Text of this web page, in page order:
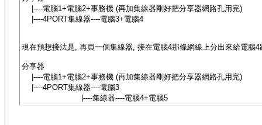
|----電腦1+電腦2+事務機 (再加集線器剛好把分享器網路孔用完)
|----4PORT集線器----電腦3+電腦4
現在預想接法是, 再買一個集線器, 接在電腦4那條網線上分出來給電腦
分享器
|----電腦1+電腦2+事務機 (再加集線器剛好把分享器網路孔用完)
|----4PORT集線器----電腦3
|----集線器----電腦4+電腦5